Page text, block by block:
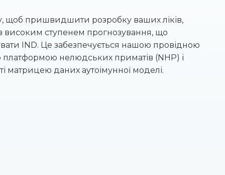
щоб пришвидшити розробку ваших ліків,
високим ступенем прогнозування, що
IND. Це забезпечується нашою провідною
платформою нелюдських приматів (NHP) і
матрицею даних аутоімунної моделі.